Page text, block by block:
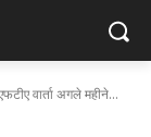
वार्ता अगले महीने...